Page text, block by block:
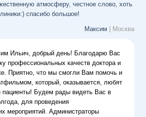
атмосферу, честное слово, хоть
спасибо большое!
Максим | Москва
Ильич, добрый день! Благодарю Вас
профессиональных качеств доктора и
Приятно, что мы смогли Вам помочь и
который, оказывается, любят
пациенты! Будем рады видеть Вас в
для проведения
мероприятий. Администраторы